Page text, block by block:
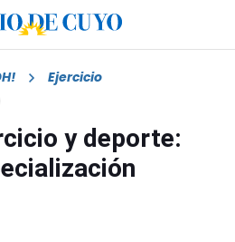
Ejercicio
y deporte: